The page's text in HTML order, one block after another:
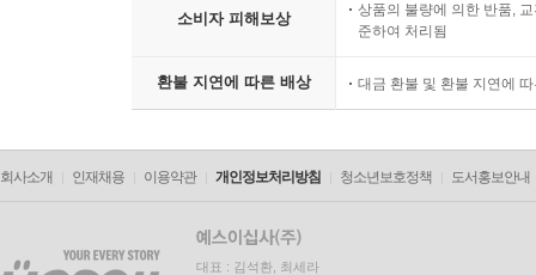
소비자 피해보상
상품의 불량에 의한 반품,
준하여 처리됨
환불 지연에 따른 배상 대금 환불 및 환불 지연에
회사소개 인재채용 이용약관 개인정보처리방침 청소년보호정책 도서홍보안내
대표 : 김석환, 최세라